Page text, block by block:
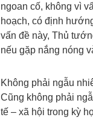
ngoan cố, không vì
hoạch, có định
vấn đề này, Thủ
nếu gặp nắng nóng
Không phải ngẫu
Cũng không phải
tế – xã hội trong kỳ